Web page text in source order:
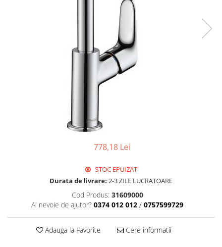
778,18 Lei
STOC EPUIZAT
Durata de livrare: 2-3 ZILE LUCRATOARE
Cod Produs: 31609000
Ai nevoie de ajutor? 0374 012 012 / 0757599729
Adauga la Favorite Cere informatii